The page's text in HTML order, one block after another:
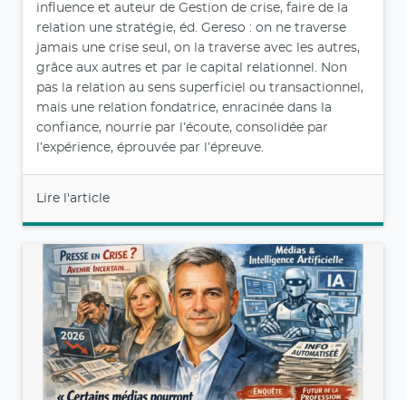
influence et auteur de Gestion de crise, faire de la
relation une stratégie, éd. Gereso : on ne traverse
jamais une crise seul, on la traverse avec les autres,
grâce aux autres et par le capital relationnel. Non
pas la relation au sens superficiel ou transactionnel,
mais une relation fondatrice, enracinée dans la
confiance, nourrie par l’écoute, consolidée par
l’expérience, éprouvée par l’épreuve.
Lire l'article